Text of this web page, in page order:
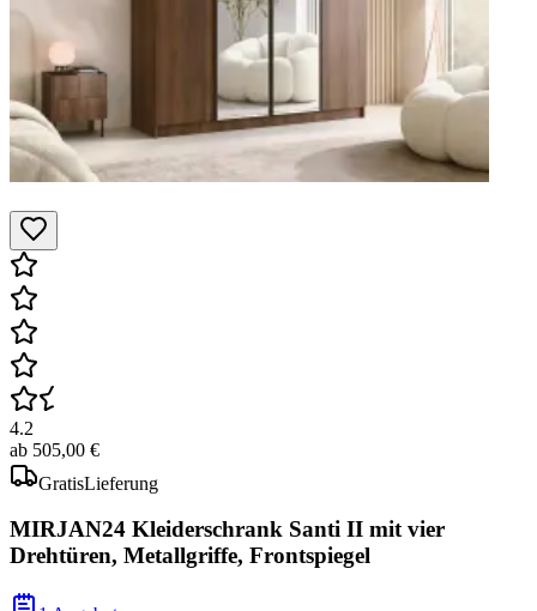
4.2
ab 505,00 €
GratisLieferung
MIRJAN24 Kleiderschrank Santi II mit vier
Drehtüren, Metallgriffe, Frontspiegel